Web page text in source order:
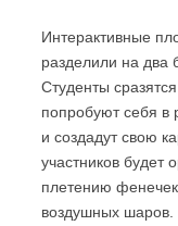
Интерактивные
разделили на два
Студенты
попробуют себя в
и создадут свою
участников будет
плетению
воздушных шаров.